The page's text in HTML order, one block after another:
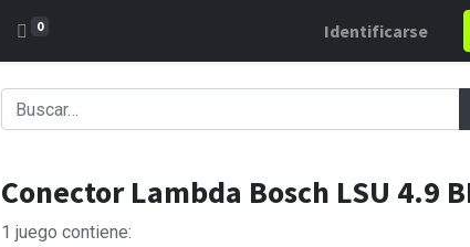
0 Identificarse
Conector Lambda Bosch LSU 4.9
1 juego contiene: